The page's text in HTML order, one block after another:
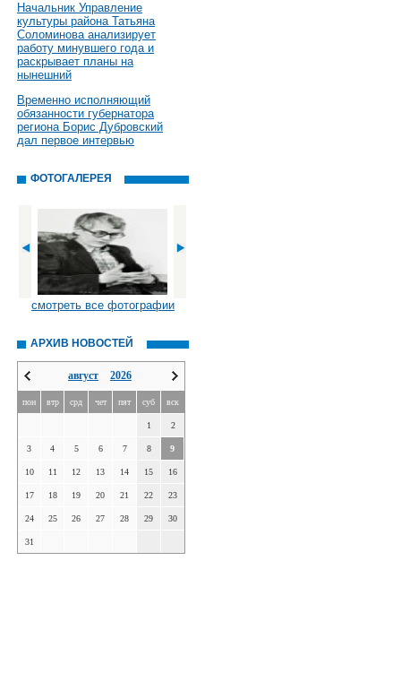
Начальник Управление
культуры района Татьяна
Соломинова анализирует
работу минувшего года и
раскрывает планы на
нынешний
Временно исполняющий
обязанности губернатора
региона Борис Дубровский
дал первое интервью
ФОТОГАЛЕРЕЯ
смотреть все фотографии
АРХИВ НОВОСТЕЙ
август 2026
пон втр срд чет пят суб вск
1 2
3 4 5 6 7 8 9
10 11 12 13 14 15 16
17 18 19 20 21 22 23
24 25 26 27 28 29 30
31